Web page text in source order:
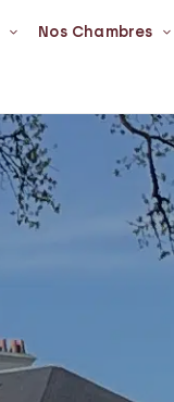
Nos Chambres